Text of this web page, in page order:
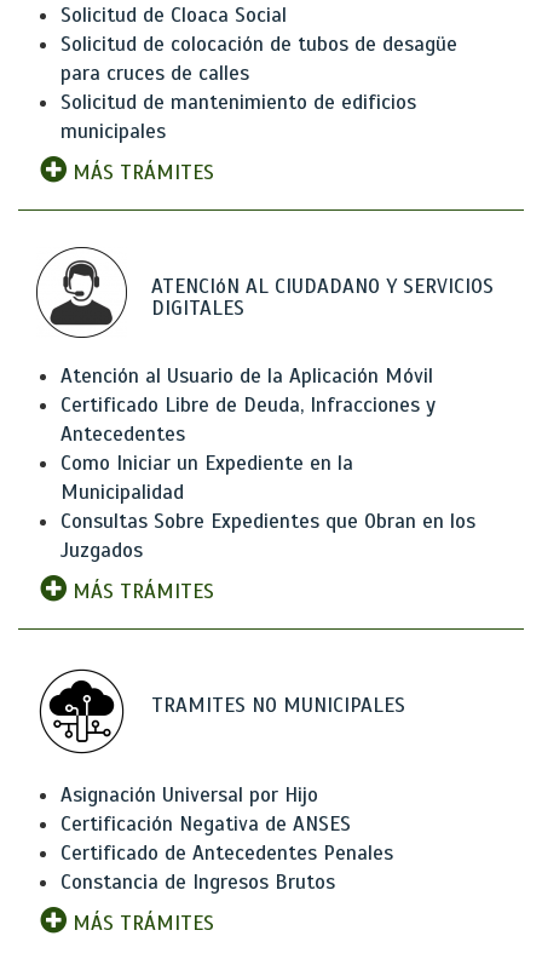
Solicitud de Cloaca Social
Solicitud de colocación de tubos de desagüe
para cruces de calles
Solicitud de mantenimiento de edificios
municipales
MÁS TRÁMITES
ATENCIóN AL CIUDADANO Y SERVICIOS
DIGITALES
Atención al Usuario de la Aplicación Móvil
Certificado Libre de Deuda, Infracciones y
Antecedentes
Como Iniciar un Expediente en la
Municipalidad
Consultas Sobre Expedientes que Obran en los
Juzgados
MÁS TRÁMITES
TRAMITES NO MUNICIPALES
Asignación Universal por Hijo
Certificación Negativa de ANSES
Certificado de Antecedentes Penales
Constancia de Ingresos Brutos
MÁS TRÁMITES